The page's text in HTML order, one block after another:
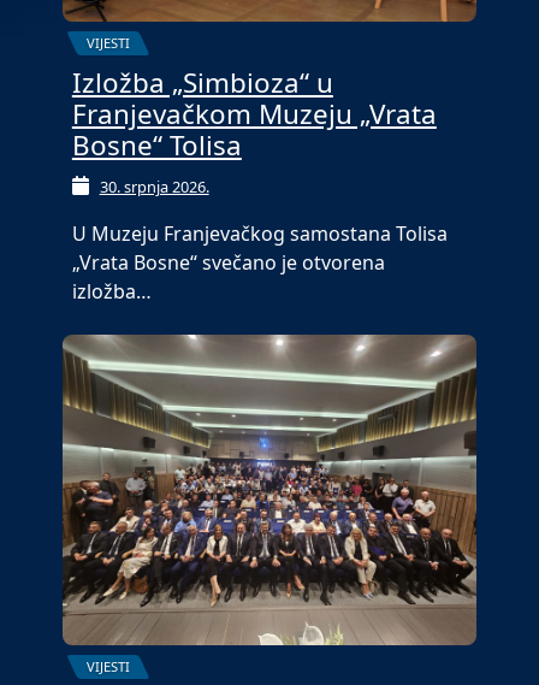
VIJESTI
Izložba „Simbioza“ u
Franjevačkom Muzeju „Vrata
Bosne“ Tolisa
30. srpnja 2026.
U Muzeju Franjevačkog samostana Tolisa
„Vrata Bosne“ svečano je otvorena
izložba…
VIJESTI